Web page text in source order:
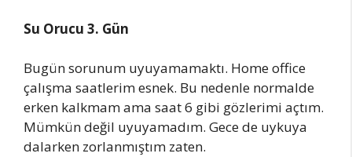
Su Orucu 3. Gün
Bugün sorunum uyuyamamaktı. Home office
çalışma saatlerim esnek. Bu nedenle normalde
erken kalkmam ama saat 6 gibi gözlerimi açtım.
Mümkün değil uyuyamadım. Gece de uykuya
dalarken zorlanmıştım zaten.